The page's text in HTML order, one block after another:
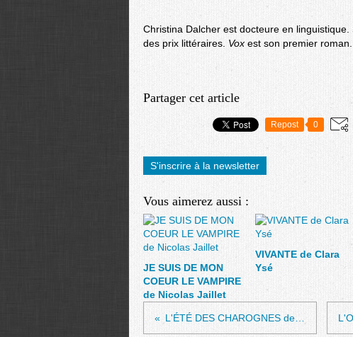
Christina Dalcher est docteure en
des prix littéraires. Voxest son premier roman.
Partager cet article
Repost 0
S'inscrire à la newsletter
Vous aimerez aussi :
JE SUIS DE MON
COEUR LE VAMPIRE
de Nicolas Jaillet
VIVANTE de Clara
Ysé